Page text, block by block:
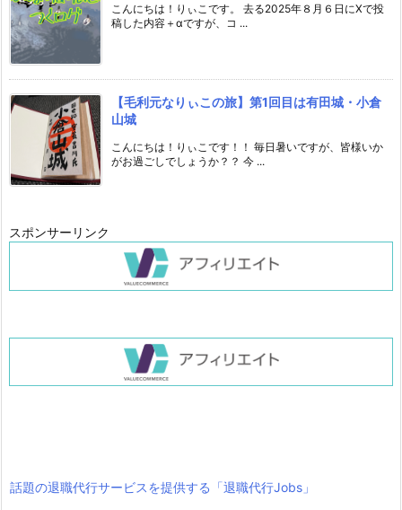
こんにちは！りぃこです。 去る2025年８月６日にXで投
稿した内容＋αですが、コ ...
【毛利元なりぃこの旅】第1回目は有田城・小倉
山城
こんにちは！りぃこです！！ 毎日暑いですが、皆様いか
がお過ごしでしょうか？？ 今 ...
スポンサーリンク
話題の退職代行サービスを提供する「退職代行Jobs」